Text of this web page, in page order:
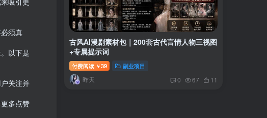
须真
以下是
关注并
多点赞
古风AI漫剧素材包｜200套古代言情人物三视图
+专属提示词
付费阅读 ￥39 副业项目
昨天 0 67 11